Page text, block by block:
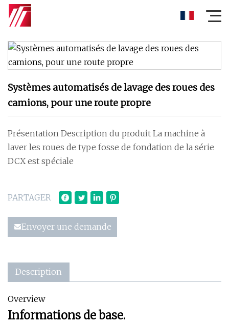
Systèmes automatisés de lavage des roues des
camions, pour une route propre
Présentation Description du produit La machine à
laver les roues de type fosse de fondation de la série
DCX est spéciale
PARTAGER
Envoyer une demande
Description
Overview
Informations de base.